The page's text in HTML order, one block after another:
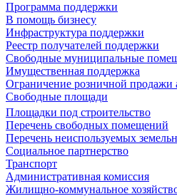
Программа поддержки
В помощь бизнесу
Инфраструктура поддержки
Реестр получателей поддержки
Свободные муниципальные
Имущественная поддержка
Ограничение розничной продажи
Свободные площади
Площадки под строительство
Перечень свободных помещений
Перечень неиспользуемых
Социальное партнерство
Транспорт
Административная комиссия
Жилищно-коммунальное